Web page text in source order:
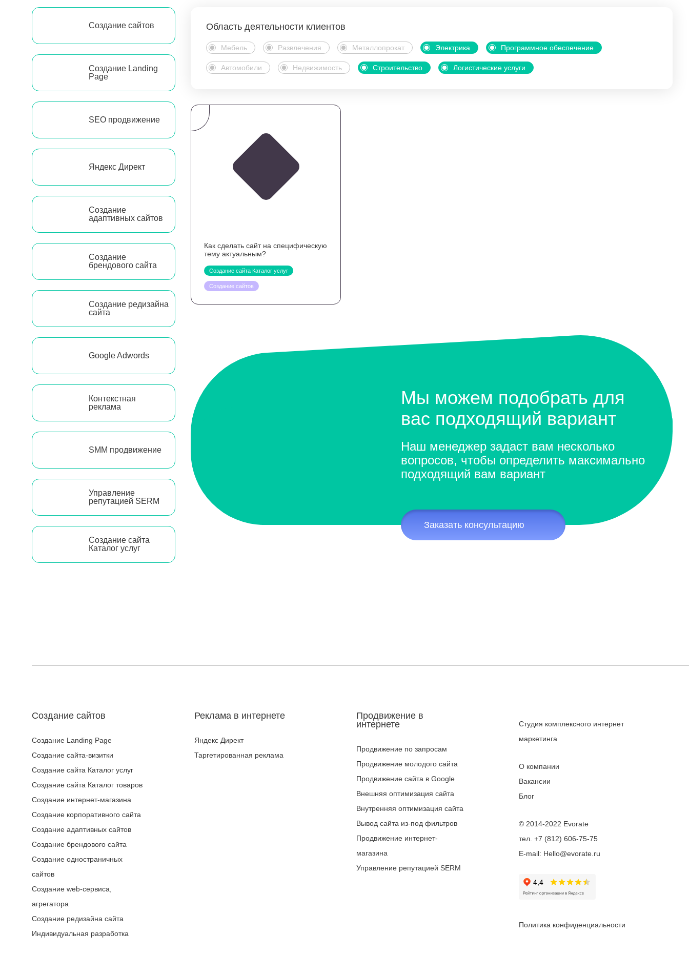
Создание сайтов
Создание Landing
Page
SEO продвижение
Яндекс Директ
Создание
адаптивных сайтов
Создание
брендового сайта
Создание редизайна
сайта
Google Adwords
Контекстная
реклама
SMM продвижение
Управление
репутацией SERM
Создание сайта
Каталог услуг
Область деятельности клиентов
Мебель Развлечения Металлопрокат Электрика Программное обеспечение
Автомобили Недвижимость Строительство Логистические услуги
Как сделать сайт на специфическую
тему актуальным?
Создание сайта Каталог услуг
Создание сайтов
Мы можем подобрать для
вас подходящий вариант
Наш менеджер задаст вам несколько
вопросов, чтобы определить максимально
подходящий вам вариант
Заказать консультацию
Создание сайтов
Создание Landing Page
Создание сайта-визитки
Создание сайта Каталог услуг
Создание сайта Каталог товаров
Создание интернет-магазина
Создание корпоративного сайта
Создание адаптивных сайтов
Создание брендового сайта
Создание одностраничных
сайтов
Создание web-сервиса,
агрегатора
Создание редизайна сайта
Индивидуальная разработка
Реклама в интернете
Яндекс Директ
Таргетированная реклама
Продвижение в
интернете
Продвижение по запросам
Продвижение молодого сайта
Продвижение сайта в Google
Внешняя оптимизация сайта
Внутренняя оптимизация сайта
Вывод сайта из-под фильтров
Продвижение интернет-
магазина
Управление репутацией SERM
Студия комплексного интернет
маркетинга
О компании
Вакансии
Блог
© 2014-2022 Evorate
тел. +7 (812) 606-75-75
E-mail: Hello@evorate.ru
Политика конфиденциальности